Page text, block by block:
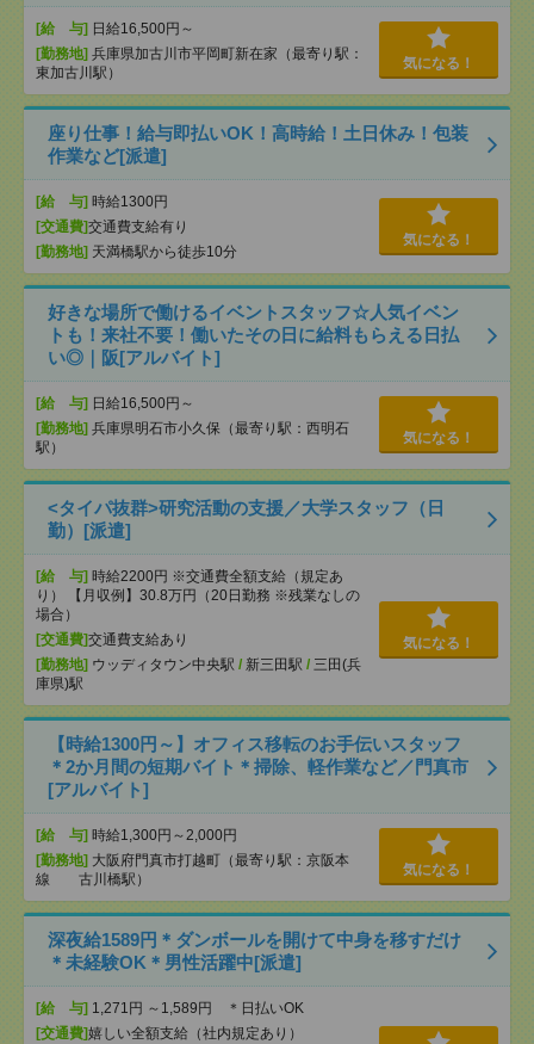
[給 与] 日給16,500円～
[勤務地] 兵庫県加古川市平岡町新在家（最寄り駅：
東加古川駅）
気になる！
座り仕事！給与即払いOK！高時給！土日休み！包装
作業など[派遣]
[給 与] 時給1300円
[交通費]交通費支給有り
[勤務地] 天満橋駅から徒歩10分
気になる！
好きな場所で働けるイベントスタッフ☆人気イベン
トも！来社不要！働いたその日に給料もらえる日払
い◎｜阪[アルバイト]
[給 与] 日給16,500円～
[勤務地] 兵庫県明石市小久保（最寄り駅：西明石
駅）
気になる！
<タイパ抜群>研究活動の支援／大学スタッフ（日
勤）[派遣]
[給 与] 時給2200円 ※交通費全額支給（規定あ
り） 【月収例】30.8万円（20日勤務 ※残業なしの
場合）
[交通費]交通費支給あり
[勤務地] ウッディタウン中央駅 / 新三田駅 / 三田(兵
庫県)駅
気になる！
【時給1300円～】オフィス移転のお手伝いスタッフ
＊2か月間の短期バイト＊掃除、軽作業など／門真市
[アルバイト]
[給 与] 時給1,300円～2,000円
[勤務地] 大阪府門真市打越町（最寄り駅：京阪本
線 古川橋駅）
気になる！
深夜給1589円＊ダンボールを開けて中身を移すだけ
＊未経験OK＊男性活躍中[派遣]
[給 与] 1,271円 ～1,589円 ＊日払いOK
[交通費]嬉しい全額支給（社内規定あり）